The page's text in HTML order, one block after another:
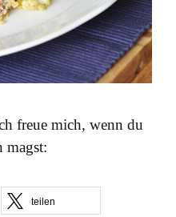
freue mich, wenn du
magst:
teilen